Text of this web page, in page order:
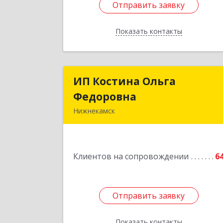
Отправить заявку
Показать контакты
Отправить заявку
Назад
ИП Костина Ольга
Федоровна
Нижнекамск
Клиентов на сопровождении
Отправить заявку
ИП Костина Ольга
Отправить заявку